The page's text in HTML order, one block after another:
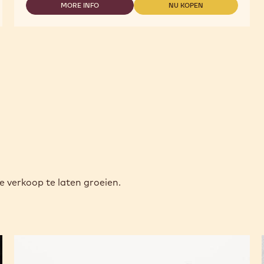
BUTTER
MORE INFO
-
NU KOPEN
-
verkoop te laten groeien.